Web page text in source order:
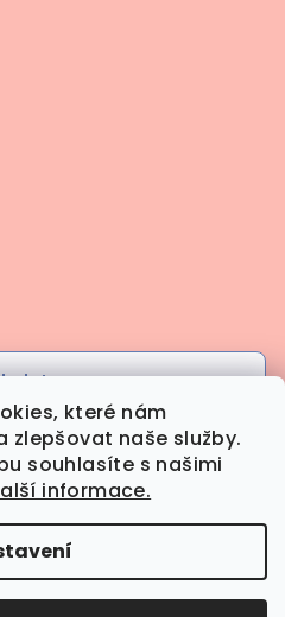
které nám
naše služby.
souhlasíte s našimi
informace.